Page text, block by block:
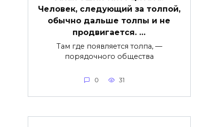
Человек, следующий за толпой,
обычно дальше толпы и не
продвигается. …
Там где появляется толпа, —
порядочного общества
0 31